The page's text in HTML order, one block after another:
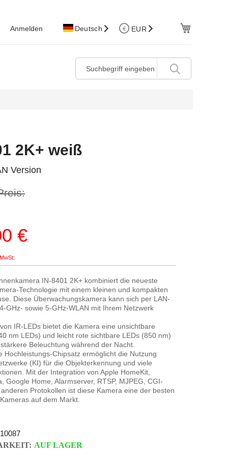
Anmelden Deutsch EUR
2K+ weiß
Version
€
IN-8401 2K+ kombiniert die neueste
Technologie mit einem kleinen und kompakten
Diese Überwachungskamera kann sich per LAN-
GHz- sowie 5-GHz-WLAN mit Ihrem Netzwerk
IR-LEDs bietet die Kamera eine unsichtbare
nm LEDs) und leicht rote sichtbare LEDs (850 nm)
Beleuchtung während der Nacht.
Hochleistungs-Chipsatz ermöglicht die Nutzung
(KI) für die Objekterkennung und viele
Mit der Integration von Apple HomeKit,
Google Home, Alarmserver, RTSP, MJPEG, CGI-
Protokollen ist diese Kamera eine der besten
auf dem Markt.
10087
AUF LAGER